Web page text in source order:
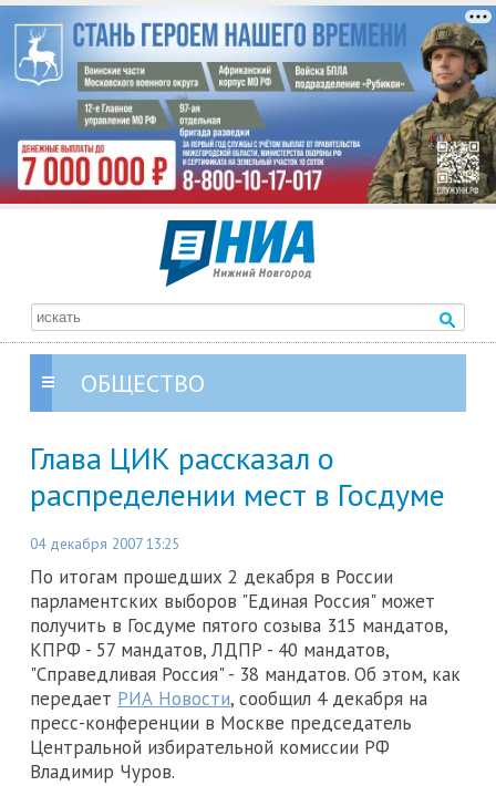
ОБЩЕСТВО
Глава ЦИК рассказал о
распределении мест в Госдуме
04 декабря 2007 13:25
По итогам прошедших 2 декабря в России
парламентских выборов "Единая Россия" может
получить в Госдуме пятого созыва 315 мандатов,
КПРФ - 57 мандатов, ЛДПР - 40 мандатов,
"Справедливая Россия" - 38 мандатов. Об этом, как
передает РИА Новости, сообщил 4 декабря на
пресс-конференции в Москве председатель
Центральной избирательной комиссии РФ
Владимир Чуров.